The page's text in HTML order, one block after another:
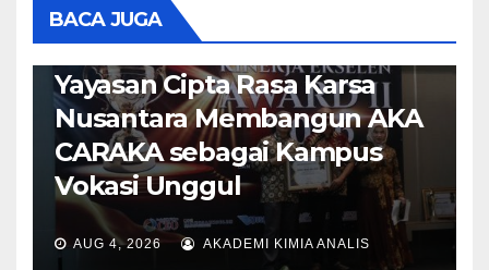
BACA JUGA
Tokoh Inspiratif 2026,
Teguhkan Komitmen
Yayasan Cipta Rasa Karsa
Nusantara Membangun AKA
CARAKA sebagai Kampus
Vokasi Unggul
AUG 4, 2026 AKADEMI KIMIA ANALIS